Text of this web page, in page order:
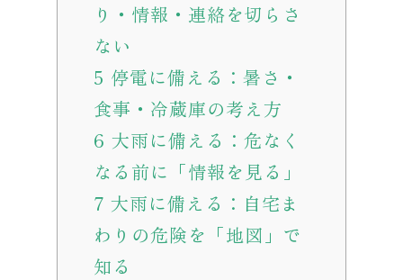
り・情報・連絡を切らさ
ない
5 停電に備える：暑さ・
食事・冷蔵庫の考え方
6 大雨に備える：危なく
なる前に「情報を見る」
7 大雨に備える：自宅ま
わりの危険を「地図」で
知る